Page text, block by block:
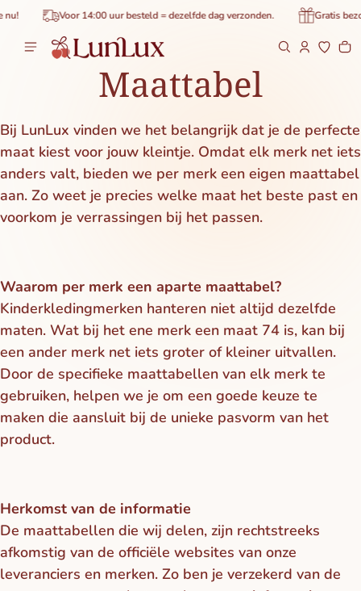
inhoudVoor 14:00 uur besteld = dezelfde dag verzonden. Gratis
0
Maattabel
Bij LunLux vinden we het belangrijk dat je de perfecte
maat kiest voor jouw kleintje. Omdat elk merk net iets
anders valt, bieden we per merk een eigen maattabel
aan. Zo weet je precies welke maat het beste past en
voorkom je verrassingen bij het passen.
Waarom per merk een aparte maattabel?
Kinderkledingmerken hanteren niet altijd dezelfde
maten. Wat bij het ene merk een maat 74 is, kan bij
een ander merk net iets groter of kleiner uitvallen.
Door de specifieke maattabellen van elk merk te
gebruiken, helpen we je om een goede keuze te
maken die aansluit bij de unieke pasvorm van het
product.
Herkomst van de informatie
De maattabellen die wij delen, zijn rechtstreeks
afkomstig van de officiële websites van onze
leveranciers en merken. Zo ben je verzekerd van de